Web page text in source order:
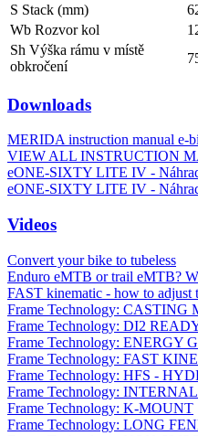
S Stack (mm)
Wb Rozvor kol
Sh Výška rámu v místě
obkročení
Downloads
MERIDA instruction manual e-
VIEW ALL INSTRUCTION
eONE-SIXTY LITE IV -
eONE-SIXTY LITE IV -
Videos
Convert your bike to tubeless
Enduro eMTB or trail eMTB?
FAST kinematic - how to adjust
Frame Technology:
Frame Technology: DI2
Frame Technology: ENERGY
Frame Technology: FAST
Frame Technology: HFS -
Frame Technology:
Frame Technology: K-MOUNT
Frame Technology: LONG